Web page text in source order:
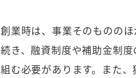
創業時は、事業そのものの
続き、融資制度や補助金制
組む必要があります。また